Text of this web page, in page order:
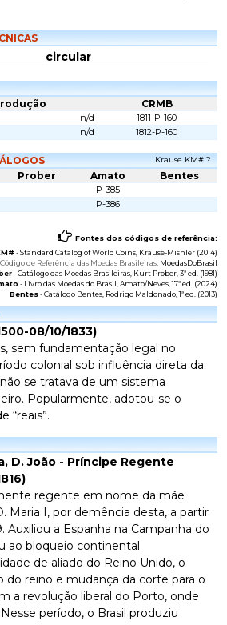
circular
CRMB
n/d
1811-P-160
n/d 1812-P-160
Krause KM# ?
Prober Amato Bentes
P-385
P-386
Fontes dos códigos de referência:
-Standard Catalog of World Coins , Krause-Mishler (2014)
Código de Referência das Moedas Brasileiras , MoedasDoBrasil
-Catálogo das Moedas Brasileiras , Kurt Prober, 3ª ed. (1981)
- Livro das Moedas do Brasil , Amato/Neves, 17ª ed. (2024)
Bentes-Catálogo Bentes , Rodrigo Maldonado, 1ª ed. (2013)
08/10/1833)
sem fundamentação legal no
colonial sob influência direta da
se tratava de um sistema
Popularmente, adotou-se o
“reais”.
D. João - Príncipe Regente
regente em nome da mãe
Maria I, por demência desta, a partir
Auxiliou a Espanha na Campanha do
ao bloqueio continental
de aliado do Reino Unido, o
do reino e mudança da corte para o
a revolução liberal do Porto, onde
período, o Brasil produziu